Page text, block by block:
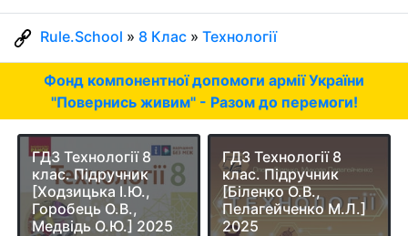
Rule.School » 8 Клас » Технології
Фонд компонентної допомоги армії України
"Повернись живим" - Разом до перемоги!
ГДЗ Технології 8
клас. Підручник
[Ходзицька І.Ю.,
Горобець О.В.,
Медвідь О.Ю.] 2025
ГДЗ Технології 8
клас. Підручник
[Біленко О.В.,
Пелагейченко М.Л.]
2025